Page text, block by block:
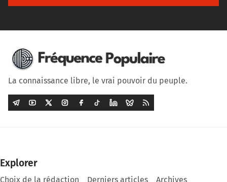
La connaissance libre, le vrai pouvoir du peuple.
Explorer
Choix de la rédaction Derniers articles
Archives